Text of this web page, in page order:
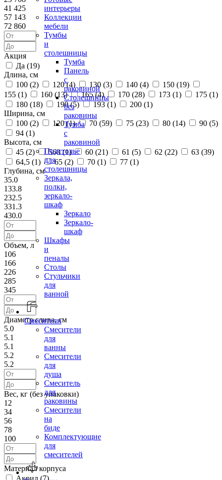
интерьеры
Коллекции
мебели
Тумбы
и
столешницы
Тумба
Панель
с
раковиной
Столешницы
без
раковины
Тумба
с
раковиной
Подстолье
для
столешницы
Зеркала,
полки,
зеркало-
шкаф
Зеркало
Зеркало-
шкаф
Шкафы
и
пеналы
Столы
Стульчики
для
ванной
Смесители
Смесители
для
ванны
Смесители
для
душа
Смеситель
для
раковины
Смесители
на
биде
Комплектующие
для
смесителей
41 425
57 143
72 860
Акция
Да (19)
Длина, см
100 (2) 120 (4) 130 (3) 140 (4) 150 (19)
155 (1) 160 (13) 165 (4) 170 (28) 173 (1) 175 (1)
180 (18) 190 (5) 193 (1) 200 (1)
Ширина, см
100 (2) 120 (1) 70 (59) 75 (23) 80 (14) 90 (5)
94 (1)
Высота, см
45 (2) 560 (1) 60 (21) 61 (5) 62 (22) 63 (39)
64,5 (1) 65 (2) 70 (1) 77 (1)
Глубина, см
35.0
133.8
232.5
331.3
430.0
Объем, л
106
166
226
285
345
Диаметр слива, см
5.0
5.1
5.1
5.2
5.2
Вес, кг (без упаковки)
12
34
56
78
100
Материал корпуса
Акрил (7)